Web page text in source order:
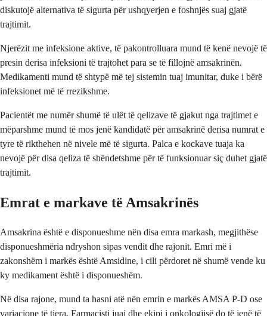
diskutojë alternativa të sigurta për ushqyerjen e foshnjës suaj gjatë
trajtimit.
Njerëzit me infeksione aktive, të pakontrolluara mund të kenë nevojë të
presin derisa infeksioni të trajtohet para se të fillojnë amsakrinën.
Medikamenti mund të shtypë më tej sistemin tuaj imunitar, duke i bërë
infeksionet më të rrezikshme.
Pacientët me numër shumë të ulët të qelizave të gjakut nga trajtimet e
mëparshme mund të mos jenë kandidatë për amsakrinë derisa numrat e
tyre të rikthehen në nivele më të sigurta. Palca e kockave tuaja ka
nevojë për disa qeliza të shëndetshme për të funksionuar siç duhet gjatë
trajtimit.
Emrat e markave të Amsakrinës
Amsakrina është e disponueshme nën disa emra markash, megjithëse
disponueshmëria ndryshon sipas vendit dhe rajonit. Emri më i
zakonshëm i markës është Amsidine, i cili përdoret në shumë vende ku
ky medikament është i disponueshëm.
Në disa rajone, mund ta hasni atë nën emrin e markës AMSA P-D ose
variacione të tjera. Farmacisti juaj dhe ekipi i onkologjisë do të jenë të